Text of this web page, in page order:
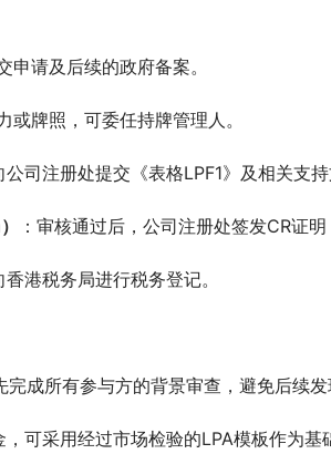
申请及后续的政府备案。
或牌照，可委任持牌管理人。
司注册处提交《表格LPF1》及相关支持
：审核通过后，公司注册处签发CR证明
港税务局进行税务登记。
成所有参与方的背景审查，避免后续发
，可采用经过市场检验的LPA模板作为